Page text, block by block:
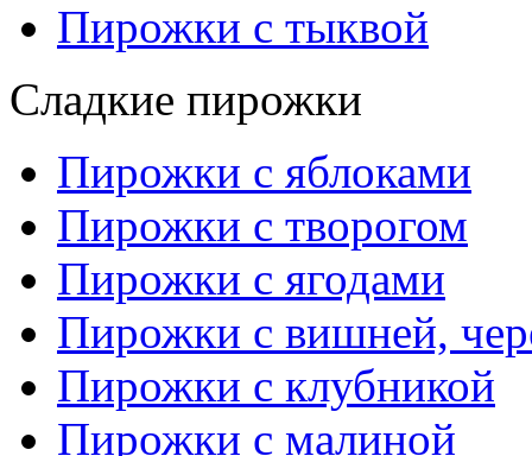
Пирожки с тыквой
Сладкие пирожки
Пирожки с яблоками
Пирожки с творогом
Пирожки с ягодами
Пирожки с вишней,
Пирожки с клубникой
Пирожки с малиной